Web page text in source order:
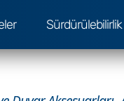
Sürdürülebilirlik